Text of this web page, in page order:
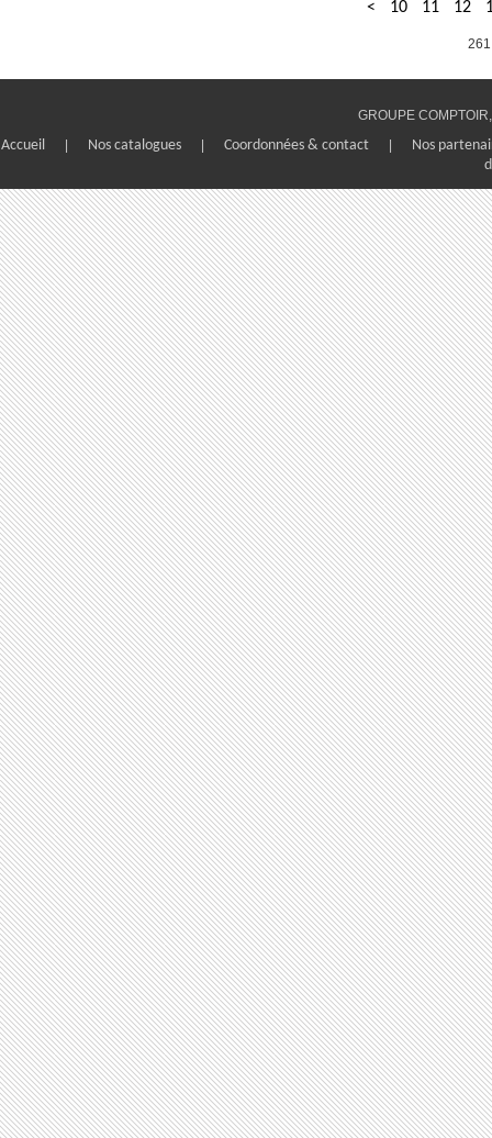
< 10 11 12
GROUPE
Accueil | Nos catalogues | Coordonnées & contact |
Nos